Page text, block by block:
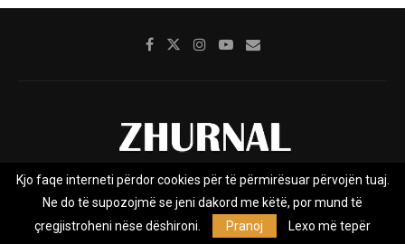
Rreth nesh Impresumi Marketing
Kontakt
Privacy Policy
Kjo faqe interneti përdor cookies për të përmirësuar përvojën tuaj.
Ne do të supozojmë se jeni dakord me këtë, por mund të
çregjistroheni nëse dëshironi.
Pranoj Lexo më tepër